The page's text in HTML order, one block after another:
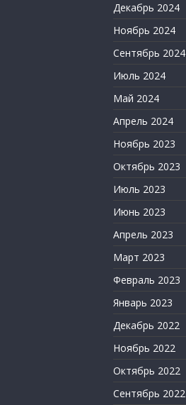
Декабрь 2024
Ноябрь 2024
Сентябрь 2024
Июль 2024
Май 2024
Апрель 2024
Ноябрь 2023
Октябрь 2023
Июль 2023
Июнь 2023
Апрель 2023
Март 2023
Февраль 2023
Январь 2023
Декабрь 2022
Ноябрь 2022
Октябрь 2022
Сентябрь 2022